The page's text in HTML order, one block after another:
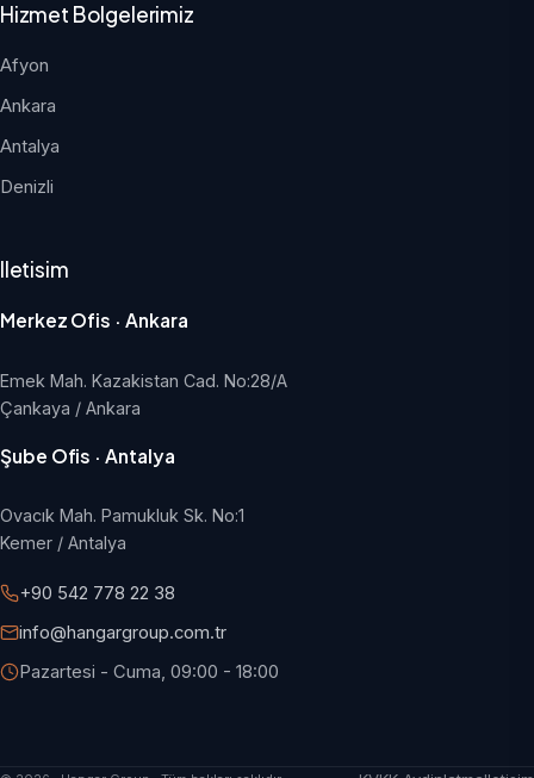
Hizmet Bolgelerimiz
Afyon
Ankara
Antalya
Denizli
Iletisim
Merkez Ofis · Ankara
Emek Mah. Kazakistan Cad. No:28/A
Çankaya / Ankara
Şube Ofis · Antalya
Ovacık Mah. Pamukluk Sk. No:1
Kemer / Antalya
+90 542 778 22 38
info@hangargroup.com.tr
Pazartesi - Cuma, 09:00 - 18:00